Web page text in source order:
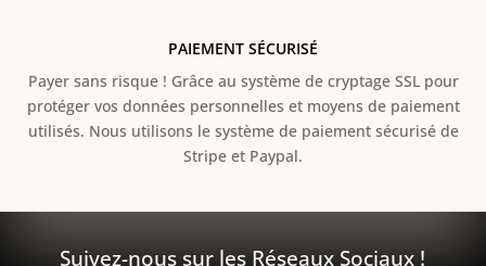
PAIEMENT SÉCURISÉ
Payer sans risque ! Grâce au système de cryptage SSL pour
protéger vos données personnelles et moyens de paiement
utilisés. Nous utilisons le système de paiement sécurisé de
Stripe et Paypal.
Suivez-nous sur les Réseaux Sociaux !